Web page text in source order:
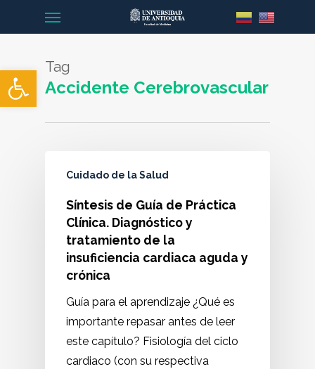
Abrir barra de herramientas
content
Tag
Accidente Cerebrovascular
Cuidado de la Salud
Síntesis de Guía de Práctica
Clínica. Diagnóstico y
tratamiento de la
insuficiencia cardiaca aguda y
crónica
Guía para el aprendizaje ¿Qué es
importante repasar antes de leer
este capítulo? Fisiología del ciclo
cardiaco (con su respectiva